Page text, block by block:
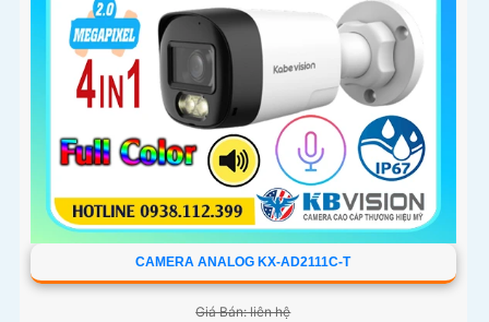
CAMERA ANALOG KX-AD2111C-T
Giá Bán: liên hệ